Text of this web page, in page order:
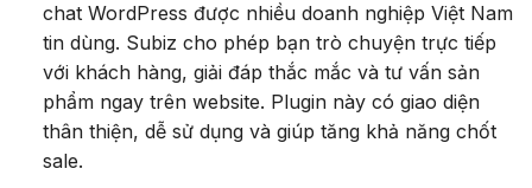
chat WordPress được nhiều doanh nghiệp Việt Nam
tin dùng. Subiz cho phép bạn trò chuyện trực tiếp
với khách hàng, giải đáp thắc mắc và tư vấn sản
phẩm ngay trên website. Plugin này có giao diện
thân thiện, dễ sử dụng và giúp tăng khả năng chốt
sale.